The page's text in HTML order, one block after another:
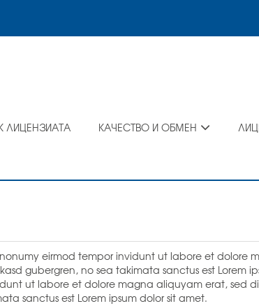
ЛИЦЕНЗИАТА КАЧЕСТВО И ОБМЕН
eirmod tempor invidunt ut labore et
gubergren, no sea takimata sanctus est Lorem
ut labore et dolore magna aliquyam erat, sed
sanctus est Lorem ipsum dolor sit amet.